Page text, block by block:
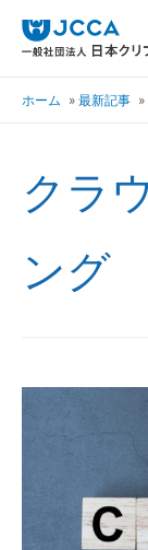
ホーム 最新記事
クラ
ング